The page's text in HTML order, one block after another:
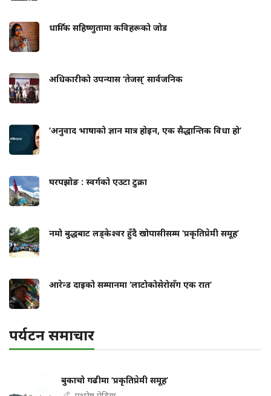
धार्मिक सहिष्णुतामा कविहरूको जोड
अधिकारीको उपन्यास ‘तेजस्’ सार्वजनिक
‘अनुवाद भाषाको ज्ञान मात्र होइन, एक सैद्धान्तिक विधा हो’
घरपझोङ : स्वर्गको एउटा टुक्रा
नमो बुद्धबाट लड्केश्वर हुँदै खोपासीसम्म ‘प्रकृतिप्रेमी समूह’
आरेन्ड दाइको सम्मानमा ‘लाटोकोसेरोसँग एक रात’
पर्यटन समाचार
बुकाचो गढीमा ‘प्रकृतिप्रेमी समूह’